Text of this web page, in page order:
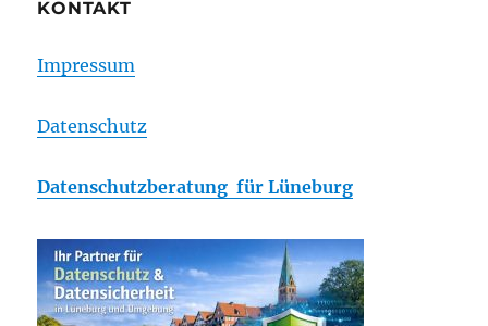
KONTAKT
Impressum
Datenschutz
Datenschutzberatung für Lüneburg